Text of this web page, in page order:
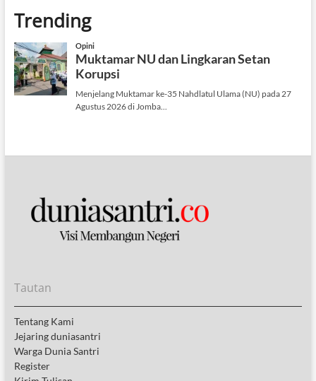
Trending
Tautan
Tentang Kami
Jejaring duniasantri
Warga Dunia Santri
Register